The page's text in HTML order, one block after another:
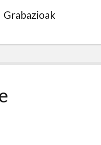
Grabazioak